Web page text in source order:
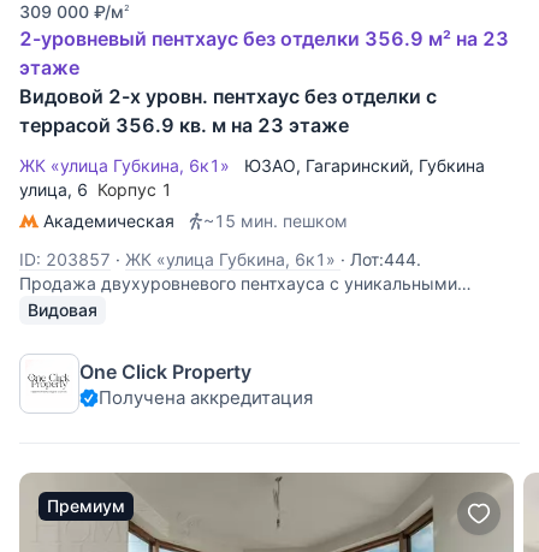
309 000 ₽/м2
2-уровневый пентхаус без отделки 356.9 м² на 23
этаже
Видовой 2-х уровн. пентхаус без отделки с
террасой 356.9 кв. м на 23 этаже
ЖК «улица Губкина, 6к1» ЮЗАО, Гагаринский, Губкина
улица, 6 Корпус 1
Академическая
~15 мин. пешком
ID: 203857 · ЖК «улица Губкина, 6к1» · Лот:444.
Продажа двухуровневого пентхауса с уникальными
видами: из окон и с террасы открывается панорама
просторная гостиная, кухня, гостевой санузел, кабинет,
гостевая комната, выход на террасу (50
Видовая
One Click Property
Получена аккредитация
Премиум